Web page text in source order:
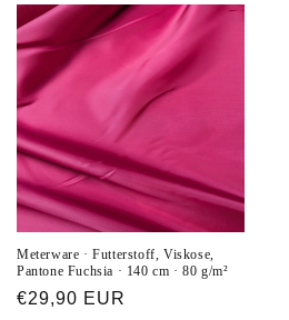
Meterware · Futterstoff, Viskose,
Pantone Fuchsia · 140 cm · 80 g/m²
Normaler
€29,90 EUR